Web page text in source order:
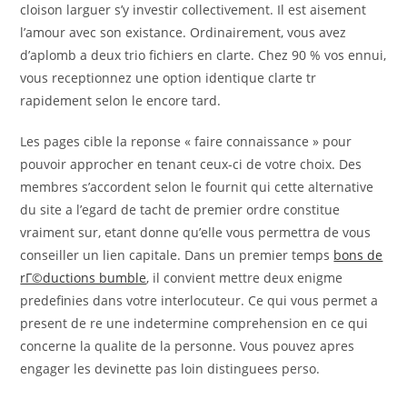
cloison larguer s’y investir collectivement. Il est aisement
l’amour avec son existance. Ordinairement, vous avez
d’aplomb a deux trio fichiers en clarte. Chez 90 % vos ennui,
vous receptionnez une option identique clarte tr
rapidement selon le encore tard.
Les pages cible la reponse « faire connaissance » pour
pouvoir approcher en tenant ceux-ci de votre choix. Des
membres s’accordent selon le fournit qui cette alternative
du site a l’egard de tacht de premier ordre constitue
vraiment sur, etant donne qu’elle vous permettra de vous
conseiller un lien capitale. Dans un premier temps bons de
rГ©ductions bumble, il convient mettre deux enigme
predefinies dans votre interlocuteur. Ce qui vous permet a
present de re une indetermine comprehension en ce qui
concerne la qualite de la personne. Vous pouvez apres
engager les devinette pas loin distinguees perso.